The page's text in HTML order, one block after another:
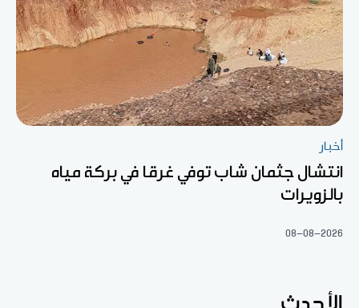
أخبار
انتشال جثمان شاب توفي غرقا في بركة مياه
بالزويرات
08-08-2026